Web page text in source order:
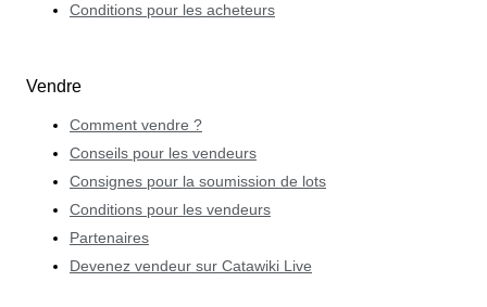
Conditions pour les acheteurs
Vendre
Comment vendre ?
Conseils pour les vendeurs
Consignes pour la soumission de lots
Conditions pour les vendeurs
Partenaires
Devenez vendeur sur Catawiki Live